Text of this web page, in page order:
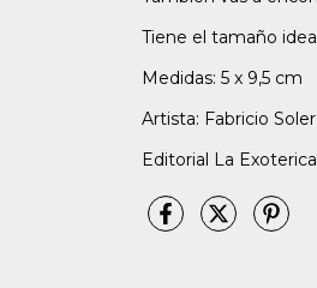
Tiene el tamaño
Medidas: 5 x 9,5 cm
Artista: Fabricio Soler
Editorial La Exoterica